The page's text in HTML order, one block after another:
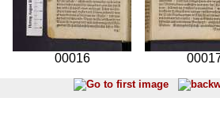
00016